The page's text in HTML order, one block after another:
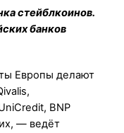
стейблкоинов.
банков
Европы делают
BNP
— ведёт